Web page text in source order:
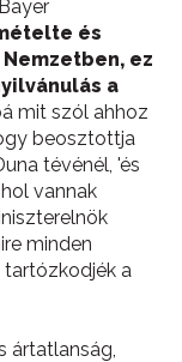
és
ez
a
mit szól ahhoz
beosztottja
tévénél, 'és
vannak
minden
a
ártatlanság,